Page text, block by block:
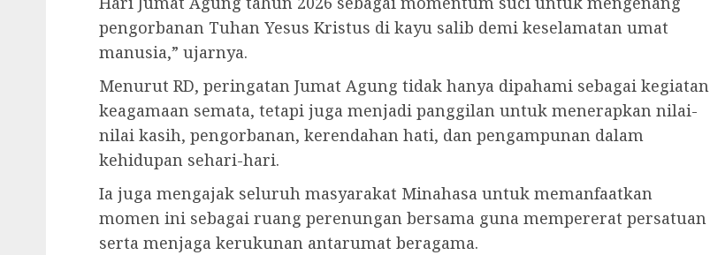
pengorbanan Tuhan Yesus Kristus di kayu salib demi keselamatan umat
manusia,” ujarnya.
Menurut RD, peringatan Jumat Agung tidak hanya dipahami sebagai kegiatan
keagamaan semata, tetapi juga menjadi panggilan untuk menerapkan nilai-
nilai kasih, pengorbanan, kerendahan hati, dan pengampunan dalam
kehidupan sehari-hari.
Ia juga mengajak seluruh masyarakat Minahasa untuk memanfaatkan
momen ini sebagai ruang perenungan bersama guna mempererat persatuan
serta menjaga kerukunan antarumat beragama.